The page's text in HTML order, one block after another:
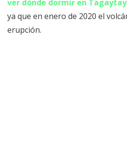
ver dónde dormir en Tagaytay
ya que en enero de 2020 el
erupción.